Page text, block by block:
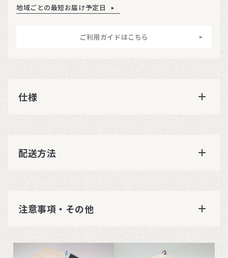
地域ごとの最短お届け予定日
ご利用ガイドはこちら
仕様
配送方法
注意事項・その他